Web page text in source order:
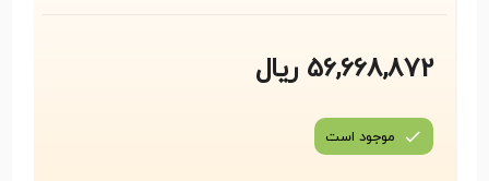
56,668,872 ریال
موجود است